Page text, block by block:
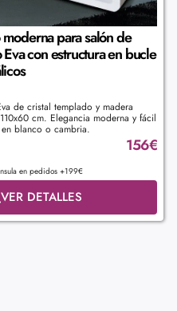
para salón de
con estructura en bucle
de cristal templado y madera
cm. Elegancia moderna y fácil
blanco o cambria.
156€
en pedidos +199€
VER DETALLES